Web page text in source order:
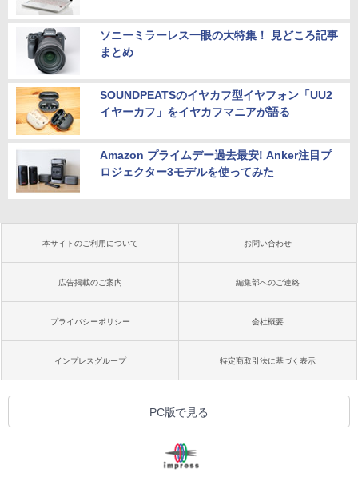
ソニーミラーレス一眼の大特集！ 見どころ記事
まとめ
SOUNDPEATSのイヤカフ型イヤフォン「UU2
イヤーカフ」をイヤカフマニアが語る
Amazon プライムデー過去最安! Anker注目プ
ロジェクター3モデルを使ってみた
本サイトのご利用について お問い合わせ
広告掲載のご案内 編集部へのご連絡
プライバシーポリシー 会社概要
インプレスグループ 特定商取引法に基づく表示
PC版で見る